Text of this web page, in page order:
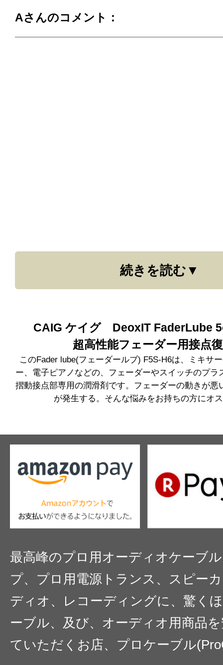
Aさんのコメント：
続きを読む
CAIG ケイグ DeoxIT FaderLube
超高性能フェーダー用接点
このFader lube(フェーダールブ) F5S-H6は、ミキサ
ー、電子ピアノなどの、フェーダーやスイッチのプラ
摺動接点部専用の潤滑剤です。フェーダーの動きが悪
が発生する。そんな悩みをお持ちの方にオ
最高峰のプロ用オーディオケーブ
プ、プロ用電源トランス、スピー
ディオ、レコーディングに、驚く
ーブル、及び、オーディオ用商品
ていただくお店、プロケーブル